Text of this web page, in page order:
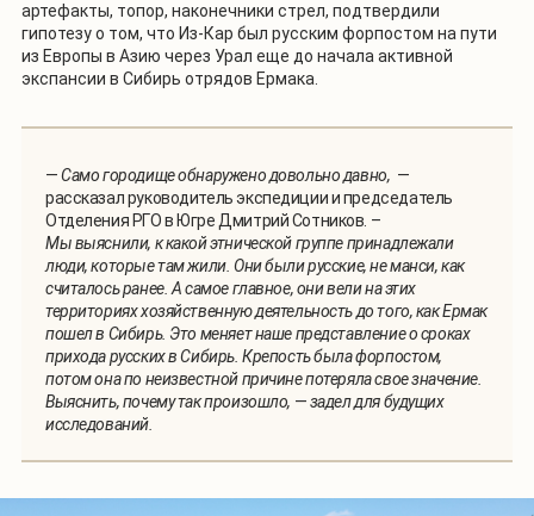
артефакты, топор, наконечники стрел, подтвердили
гипотезу о том, что Из-Кар был русским форпостом на пути
из Европы в Азию через Урал еще до начала активной
экспансии в Сибирь отрядов Ермака.
—Само городище обнаружено довольно давно, —
рассказал руководитель экспедиции и председатель
Отделения РГО в Югре Дмитрий Сотников. –
Мы выяснили, к какой этнической группе принадлежали
люди, которые там жили. Они были русские, не манси, как
считалось ранее. А самое главное, они вели на этих
территориях хозяйственную деятельность до того, как Ермак
пошел в Сибирь. Это меняет наше представление о сроках
прихода русских в Сибирь. Крепость была форпостом,
потом она по неизвестной причине потеряла свое значение.
Выяснить, почему так произошло, —задел для будущих
исследований.